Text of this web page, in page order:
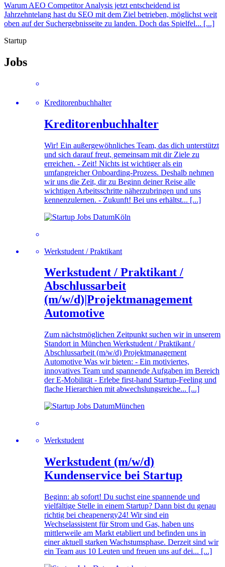
Warum AEO Competitor Analysis jetzt entscheidend ist
Jahrzehntelang hast du SEO mit dem Ziel betrieben, möglichst weit
oben auf der Suchergebnisseite zu landen. Doch das Spielfel... [...]
Startup
Jobs
Kreditorenbuchhalter
Kreditorenbuchhalter
Wir! Ein außergewöhnliches Team, das dich unterstützt
und sich darauf freut, gemeinsam mit dir Ziele zu
erreichen. - Zeit! Nichts ist wichtiger als ein
umfangreicher Onboarding-Prozess. Deshalb nehmen
wir uns die Zeit, dir zu Beginn deiner Reise alle
wichtigen Arbeitsschritte näherzubringen und uns
kennenzulernen. - Zukunft! Bei uns erhältst... [...]
Köln
Werkstudent / Praktikant
Werkstudent / Praktikant /
Abschlussarbeit
(m/w/d)|Projektmanagement
Automotive
Zum nächstmöglichen Zeitpunkt suchen wir in unserem
Standort in München Werkstudent / Praktikant /
Abschlussarbeit (m/w/d) Projektmanagement
Automotive Was wir bieten: - Ein motiviertes,
innovatives Team und spannende Aufgaben im Bereich
der E-Mobilität - Erlebe first-hand Startup-Feeling und
flache Hierarchien mit abwechslungsreiche... [...]
München
Werkstudent
Werkstudent (m/w/d)
Kundenservice bei Startup
Beginn: ab sofort! Du suchst eine spannende und
vielfältige Stelle in einem Startup? Dann bist du genau
richtig bei cheapenergy24! Wir sind ein
Wechselassistent für Strom und Gas, haben uns
mittlerweile am Markt etabliert und befinden uns in
einer aktuell starken Wachstumsphase. Derzeit sind wir
ein Team aus 10 Leuten und freuen uns auf dei... [...]